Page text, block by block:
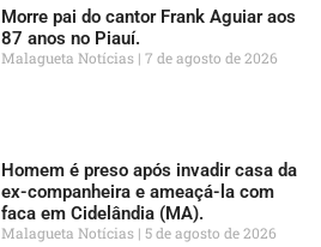
Morre pai do cantor Frank Aguiar aos
87 anos no Piauí.
Malagueta Notícias 7 de agosto de 2026
Homem é preso após invadir casa da
ex-companheira e ameaçá-la com
faca em Cidelândia (MA).
Malagueta Notícias 5 de agosto de 2026